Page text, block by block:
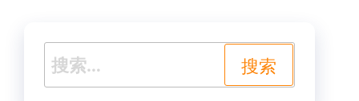
搜
索：